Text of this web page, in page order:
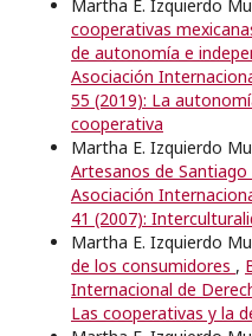
Martha E. Izquierdo
cooperativas
de autonomía e
Asociación
55 (2019): La
cooperativa
Martha E. Izquierdo
Artesanos de Santiago
Asociación
41 (2007):
Martha E. Izquierdo
de los consumidores ,
Internacional de
Las cooperativas y la